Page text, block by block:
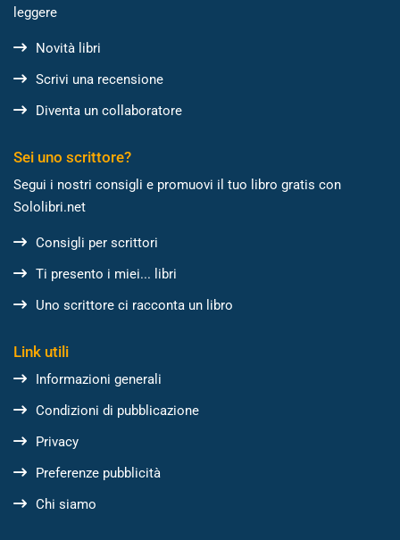
leggere
Novità libri
Scrivi una recensione
Diventa un collaboratore
Sei uno scrittore?
Segui i nostri consigli e promuovi il tuo libro gratis con
Sololibri.net
Consigli per scrittori
Ti presento i miei... libri
Uno scrittore ci racconta un libro
Link utili
Informazioni generali
Condizioni di pubblicazione
Privacy
Preferenze pubblicità
Chi siamo